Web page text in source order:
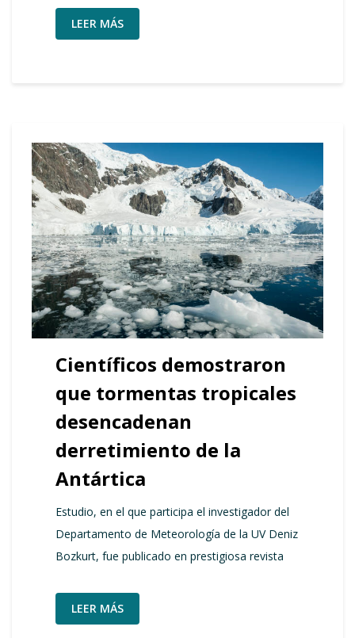
LEER MÁS
Científicos demostraron
que tormentas tropicales
desencadenan
derretimiento de la
Antártica
Estudio, en el que participa el investigador del
Departamento de Meteorología de la UV Deniz
Bozkurt, fue publicado en prestigiosa revista
LEER MÁS